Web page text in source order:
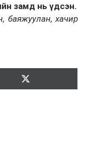
замд нь үдсэн.
баяжуулан, хачир
Түгээх:
Т